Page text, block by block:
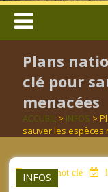
Plans
clé pour
menacées
ACCUEIL > INFOS >
sauver les espèces
INFOS
aucun mot clé